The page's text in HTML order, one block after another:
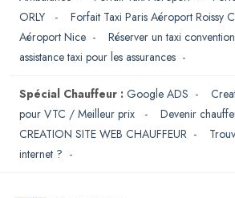
ORLY
- Forfait Taxi Paris Aéroport Roissy
Aéroport Nice - Réserver un taxi
assistance taxi pour les assurances -
Spécial Chauffeur : Google ADS -
pour VTC / Meilleur prix
- Devenir
CREATION SITE WEB CHAUFFEUR -
internet ? -